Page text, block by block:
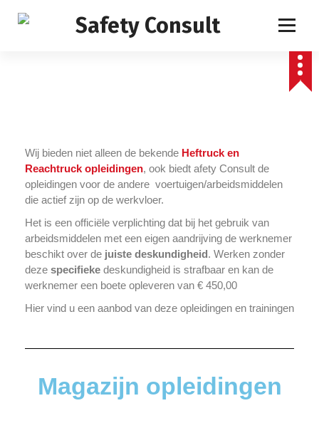
Wij bieden niet alleen de bekende Heftruck en
Reachtruck opleidingen, ook biedt afety Consult de
opleidingen voor de andere voertuigen/arbeidsmiddelen
die actief zijn op de werkvloer.
Het is een officiële verplichting dat bij het gebruik van
arbeidsmiddelen met een eigen aandrijving de werknemer
beschikt over de juiste deskundigheid. Werken zonder
deze specifieke deskundigheid is strafbaar en kan de
werknemer een boete opleveren van € 450,00
Hier vind u een aanbod van deze opleidingen en trainingen
Magazijn opleidingen